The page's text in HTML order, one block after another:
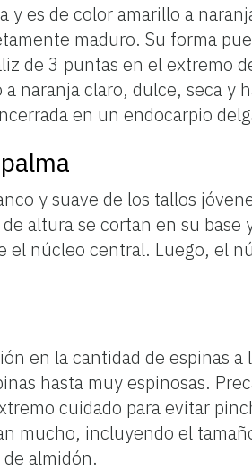
y es de color amarillo a
maduro. Su forma
de 3 puntas en el extremo
a naranja claro, dulce, seca
en un endocarpio
y suave de los tallos
altura se cortan en su
el núcleo central. Luego, el
en la cantidad de espinas
hasta muy espinosas.
cuidado para evitar
mucho, incluyendo el
almidón.